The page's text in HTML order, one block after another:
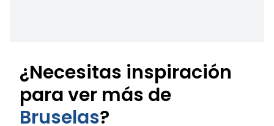
¿Necesitas inspiración
para ver más de
Bruselas?